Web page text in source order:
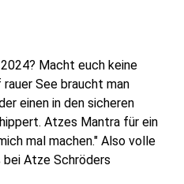
Macht euch keine
See braucht man
einen in den sicheren
Atzes Mantra für ein
mal machen." Also volle
bei Atze Schröders